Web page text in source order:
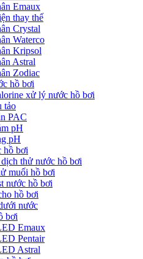
Emaux
thay thế
Crystal
Waterco
Kripsol
Astral
Zodiac
hồ bơi
xử lý nước hồ bơi
tảo
PAC
pH
pH
hồ bơi
thử nước hồ bơi
muối hồ bơi
nước hồ bơi
hồ bơi
nước
bơi
Emaux
Pentair
Astral